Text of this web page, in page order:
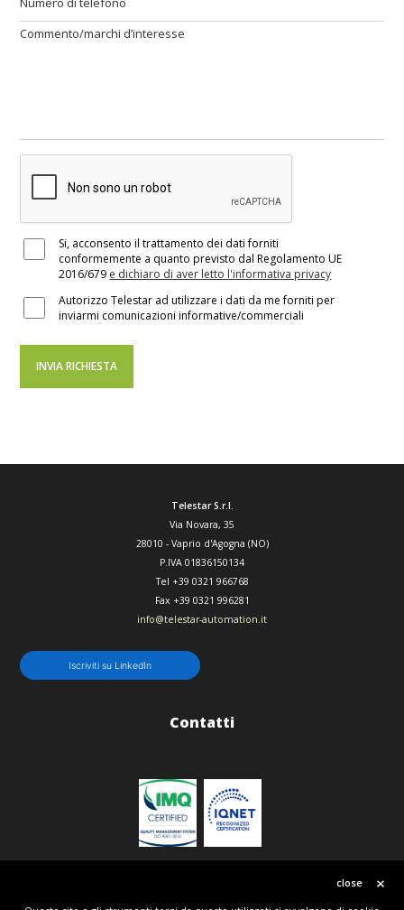
Si, acconsento il trattamento dei dati forniti
conformemente a quanto previsto dal Regolamento UE
2016/679 e dichiaro di aver letto l'informativa privacy
Autorizzo Telestar ad utilizzare i dati da me forniti per
inviarmi comunicazioni informative/commerciali
Contatti
Telestar S.r.l.
Via Novara, 35
28010 - Vaprio d'Agogna (NO)
P.IVA 01836150134
Tel +39 0321 966768
Fax +39 0321 996281
info@telestar-automation.it
Iscriviti su LinkedIn
close